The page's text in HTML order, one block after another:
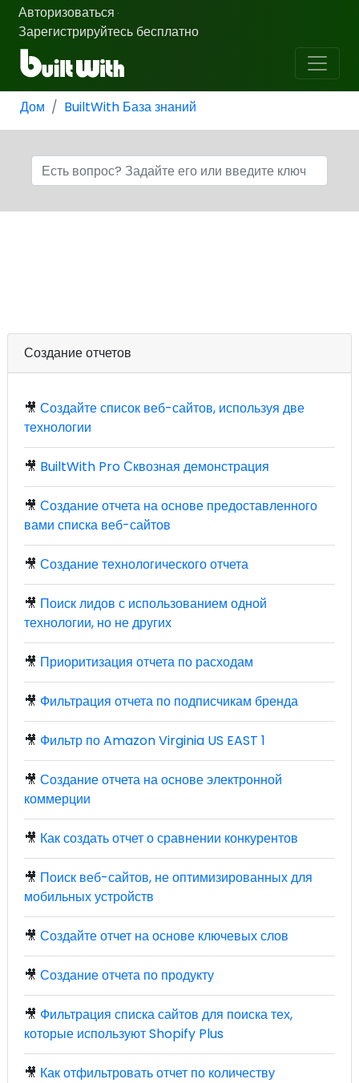
Авторизоваться ·
Зарегистрируйтесь бесплатно
Дом BuiltWith База знаний
Создание отчетов
🎥 Создайте список веб-сайтов, используя две
технологии
🎥 BuiltWith Pro Сквозная демонстрация
🎥 Создание отчета на основе предоставленного
вами списка веб-сайтов
🎥 Создание технологического отчета
🎥 Поиск лидов с использованием одной
технологии, но не других
🎥 Приоритизация отчета по расходам
🎥 Фильтрация отчета по подписчикам бренда
🎥 Фильтр по Amazon Virginia US EAST 1
🎥 Создание отчета на основе электронной
коммерции
🎥 Как создать отчет о сравнении конкурентов
🎥 Поиск веб-сайтов, не оптимизированных для
мобильных устройств
🎥 Создайте отчет на основе ключевых слов
🎥 Создание отчета по продукту
🎥 Фильтрация списка сайтов для поиска тех,
которые используют Shopify Plus
🎥 Как отфильтровать отчет по количеству